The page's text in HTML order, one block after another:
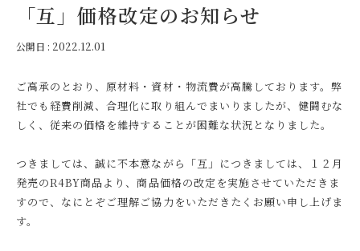
「互」価格改定のお知らせ
公開日 : 2022.12.01
ご高承のとおり、原材料・資材・物流費が高騰しております。弊
社でも経費削減、合理化に取り組んでまいりましたが、健闘むな
しく、従来の価格を維持することが困難な状況となりました。
つきましては、誠に不本意ながら「互」につきましては、１２月
発売のR4BY商品より、商品価格の改定を実施させていただきま
すので、なにとぞご理解ご協力をいただきたくお願い申し上げま
す。